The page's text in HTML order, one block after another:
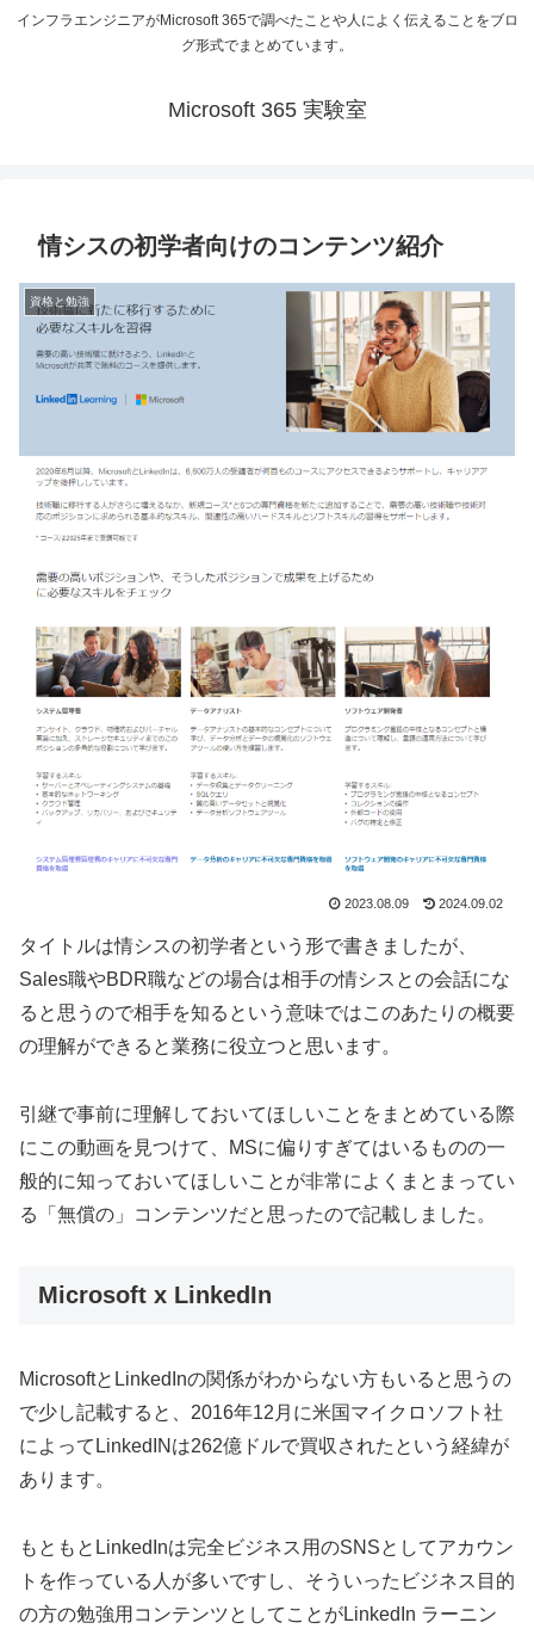
インフラエンジニアがMicrosoft 365で調べたことや人によく伝えることをブロ
グ形式でまとめています。
Microsoft 365 実験室
情シスの初学者向けのコンテンツ紹介
資格と勉強
2023.08.09 2024.09.02
タイトルは情シスの初学者という形で書きましたが、
Sales職やBDR職などの場合は相手の情シスとの会話にな
ると思うので相手を知るという意味ではこのあたりの概要
の理解ができると業務に役立つと思います。
引継で事前に理解しておいてほしいことをまとめている際
にこの動画を見つけて、MSに偏りすぎてはいるものの一
般的に知っておいてほしいことが非常によくまとまってい
る「無償の」コンテンツだと思ったので記載しました。
Microsoft x LinkedIn
MicrosoftとLinkedInの関係がわからない方もいると思うの
で少し記載すると、2016年12月に米国マイクロソフト社
によってLinkedINは262億ドルで買収されたという経緯が
あります。
もともとLinkedInは完全ビジネス用のSNSとしてアカウン
トを作っている人が多いですし、そういったビジネス目的
の方の勉強用コンテンツとしてことがLinkedIn ラーニン